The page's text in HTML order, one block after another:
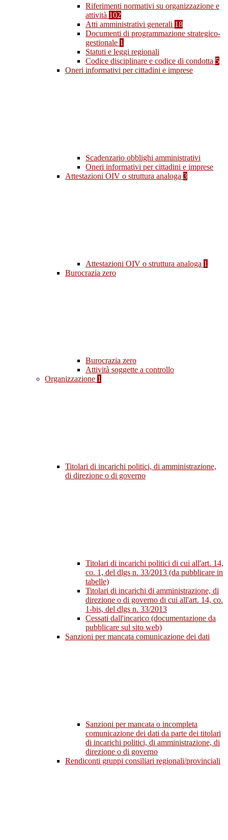
Riferimenti normativi su organizzazione e
attività 102
Atti amministrativi generali 18
Documenti di programmazione strategico-
gestionale 1
Statuti e leggi regionali
Codice disciplinare e codice di condotta 5
Oneri informativi per cittadini e imprese
Scadenzario obblighi amministrativi
Oneri informativi per cittadini e imprese
Attestazioni OIV o struttura analoga 3
Attestazioni OIV o struttura analoga 1
Burocrazia zero
Burocrazia zero
Attività soggette a controllo
Organizzazione 1
Titolari di incarichi politici, di amministrazione,
di direzione o di governo
Titolari di incarichi politici di cui all'art. 14,
co. 1, del dlgs n. 33/2013 (da pubblicare in
tabelle)
Titolari di incarichi di amministrazione, di
direzione o di governo di cui all'art. 14, co.
1-bis, del dlgs n. 33/2013
Cessati dall'incarico (documentazione da
pubblicare sul sito web)
Sanzioni per mancata comunicazione dei dati
Sanzioni per mancata o incompleta
comunicazione dei dati da parte dei titolari
di incarichi politici, di amministrazione, di
direzione o di governo
Rendiconti gruppi consiliari regionali/provinciali